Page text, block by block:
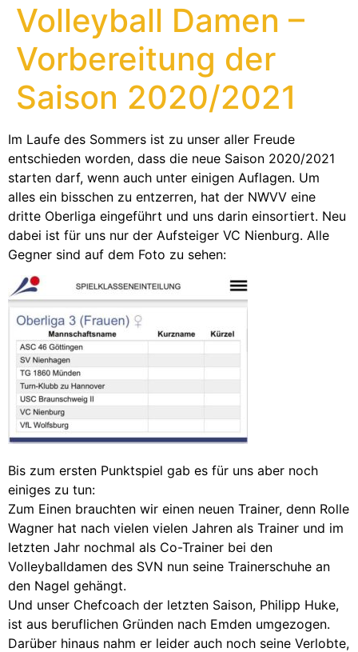
Volleyball Damen –
Vorbereitung der
Saison 2020/2021
Im Laufe des Sommers ist zu unser aller Freude
entschieden worden, dass die neue Saison 2020/2021
starten darf, wenn auch unter einigen Auflagen. Um
alles ein bisschen zu entzerren, hat der NWVV eine
dritte Oberliga eingeführt und uns darin einsortiert. Neu
dabei ist für uns nur der Aufsteiger VC Nienburg. Alle
Gegner sind auf dem Foto zu sehen:
Bis zum ersten Punktspiel gab es für uns aber noch
einiges zu tun:
Zum Einen brauchten wir einen neuen Trainer, denn Rolle
Wagner hat nach vielen vielen Jahren als Trainer und im
letzten Jahr nochmal als Co-Trainer bei den
Volleyballdamen des SVN nun seine Trainerschuhe an
den Nagel gehängt.
Und unser Chefcoach der letzten Saison, Philipp Huke,
ist aus beruflichen Gründen nach Emden umgezogen.
Darüber hinaus nahm er leider auch noch seine Verlobte,